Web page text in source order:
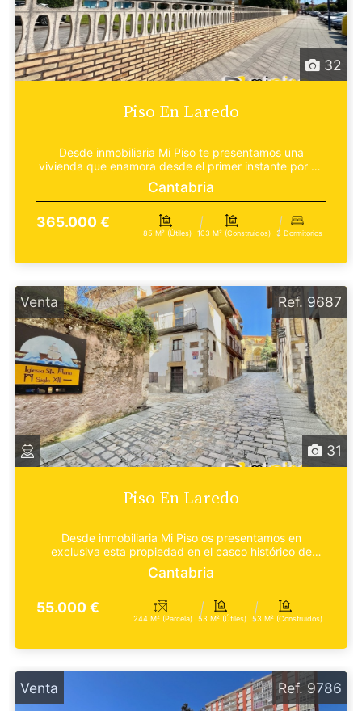
32
Piso En Laredo
Desde inmobiliaria Mi Piso te presentamos una
vivienda que enamora desde el primer instante por su
extrao...
Cantabria
365.000 €
85 M² (útiles) 103 M² (construidos) 3 Dormitorios
Venta
31
Ref. 9687
Piso En Laredo
Desde inmobiliaria Mi Piso os presentamos en
exclusiva esta propiedad en el casco histórico de
Laredo, ce...
Cantabria
55.000 €
244 M² (parcela) 53 M² (útiles) 53 M² (construidos)
Venta Ref. 9786